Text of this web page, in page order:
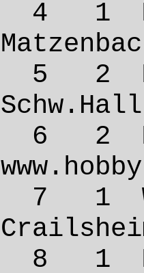
4 1 M
5 2 M
6 2
7 1
8 1